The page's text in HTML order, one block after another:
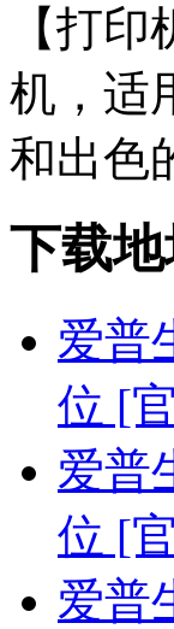
【打
机，适
和出色
下载
爱普
位 [
爱普
位 [
爱普